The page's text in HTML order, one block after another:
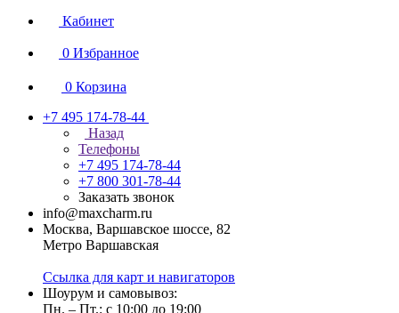
Кабинет
0 Избранное
0 Корзина
+7 495 174-78-44
Назад
Телефоны
+7 495 174-78-44
+7 800 301-78-44
Заказать звонок
info@maxcharm.ru
Москва, Варшавское шоссе, 82
Метро Варшавская
Ссылка для карт и навигаторов
Шоурум и самовывоз:
Пн. – Пт.: с 10:00 до 19:00